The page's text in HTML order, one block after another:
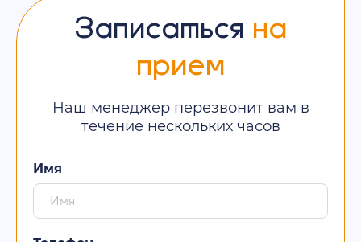
Записаться на
прием
Наш менеджер перезвонит вам в
течение нескольких часов
Имя